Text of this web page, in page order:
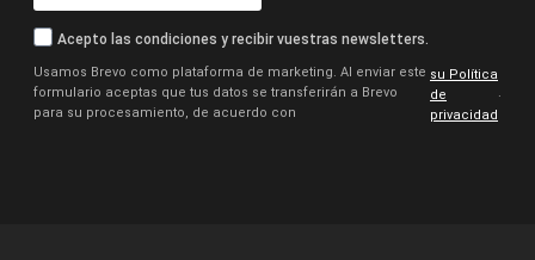
Acepto las condiciones y recibir vuestras newsletters.
Usamos Brevo como plataforma de marketing. Al enviar este
formulario aceptas que tus datos se transferirán a Brevo
para su procesamiento, de acuerdo con
su Política
de
privacidad
.